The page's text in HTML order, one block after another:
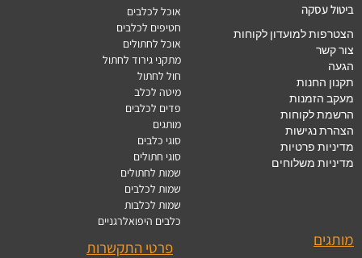
ביטול עסקה
הצטרפות למועדון לקוחות
צור קשר
הגעה
תקנון החנות
מעקב הזמנות
הרשמת לקוחות
הצהרת נגישות
מדיניות פרטיות
מדיניות משלוחים
אוכל לכלבים
חטיפים לכלבים
אוכל לחתולים
מתקני גירוד לחתול
חול לחתול
מיטה לכלב
פדים לכלבים
מותגים
סוגי כלבים
סוגי חתולים
שמות לחתולים
שמות לכלבים
שמות לכלבות
כלבים היפואלרגניים
מותגים פרטי התקשרות